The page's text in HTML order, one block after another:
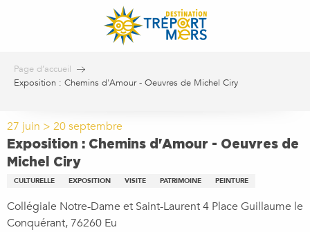
Page d’accueil
Exposition : Chemins d'Amour - Oeuvres de Michel Ciry
27 juin > 20 septembre
Exposition : Chemins d'Amour - Oeuvres de
Michel Ciry
CULTURELLE EXPOSITION VISITE PATRIMOINE PEINTURE
Collégiale Notre-Dame et Saint-Laurent 4 Place Guillaume le
Conquérant, 76260 Eu